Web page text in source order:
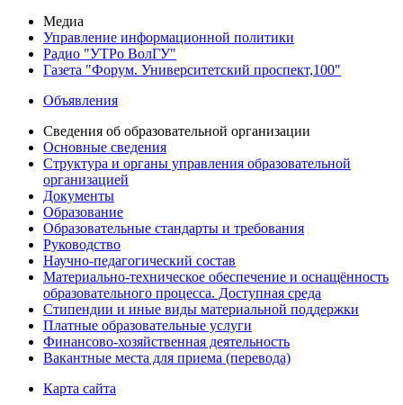
Медиа
Управление информационной политики
Радио "УТРо ВолГУ"
Газета "Форум. Университетский проспект,100"
Объявления
Сведения об образовательной организации
Основные сведения
Структура и органы управления образовательной
организацией
Документы
Образование
Образовательные стандарты и требования
Руководство
Научно-педагогический состав
Материально-техническое обеспечение и оснащённость
образовательного процесса. Доступная среда
Стипендии и иные виды материальной поддержки
Платные образовательные услуги
Финансово-хозяйственная деятельность
Вакантные места для приема (перевода)
Карта сайта